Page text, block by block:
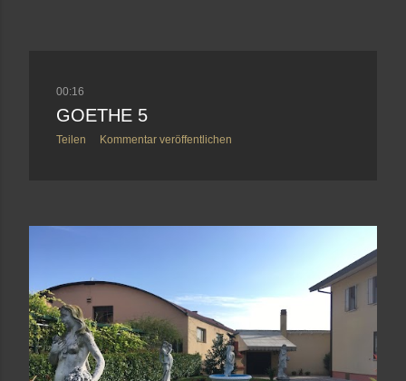
00:16
GOETHE 5
Teilen Kommentar veröffentlichen